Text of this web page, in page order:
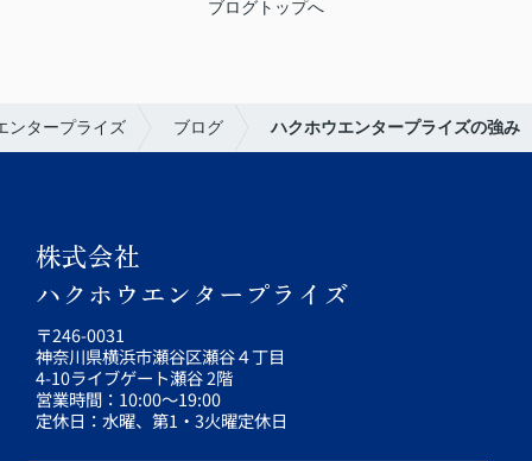
ブログトップへ
ンタープライズ ブログ ハクホウエンタープライズの強み
株式会社
ハクホウエンタープライズ
〒246-0031
神奈川県横浜市瀬谷区瀬谷４丁目
4-10ライブゲート瀬谷 2階
営業時間：10:00～19:00
定休日：水曜、第1・3火曜定休日